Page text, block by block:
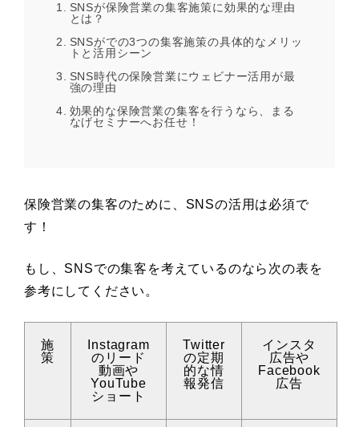
SNSが保険営業の集客施策に効果的な理由
とは？
SNSがでの3つの集客施策の具体的なメリッ
トと活用シーン
SNS時代の保険営業にウェビナー活用が最
強の理由
効果的な保険営業の集客を行うなら、まる
なげセミナーへお任せ！
保険営業の集客のために、SNSの活用は必須で
す！
もし、SNSでの集客を考えているのなら次の表を
参考にしてください。
施
策
Instagram
のリード
動画や
YouTube
ショート
Twitter
の定期
的な情
報発信
インスタ
広告や
Facebook
広告